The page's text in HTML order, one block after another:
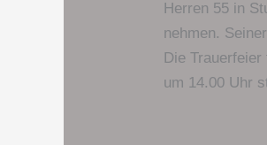
Herren 55 in
nehmen.
Die
um 14.00 Uhr